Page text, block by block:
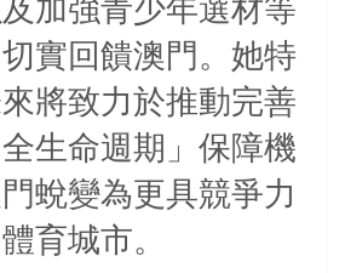
加強青少年選材等
實回饋澳門。她特
將致力於推動完善
生命週期」保障機
蛻變為更具競爭力
育城市。